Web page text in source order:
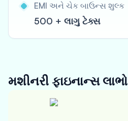
EMI અને ચેક બાઉન્સ શુલ્ક
500 + લાગુ ટેક્સ
મશીનરી ફાઇનાન્સ લાભો